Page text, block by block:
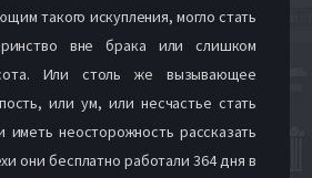
такого искупления, могло стать
вне брака или слишком
Или столь же вызывающее
или ум, или несчастье стать
иметь неосторожность рассказать
они бесплатно работали 364 дня в